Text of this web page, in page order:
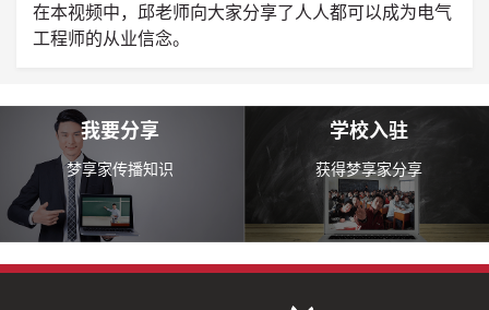
在本视频中，邱老师向大家分享了人人都可以成为电气
工程师的从业信念。
我要分享
梦享家传播知识
学校入驻
获得梦享家分享